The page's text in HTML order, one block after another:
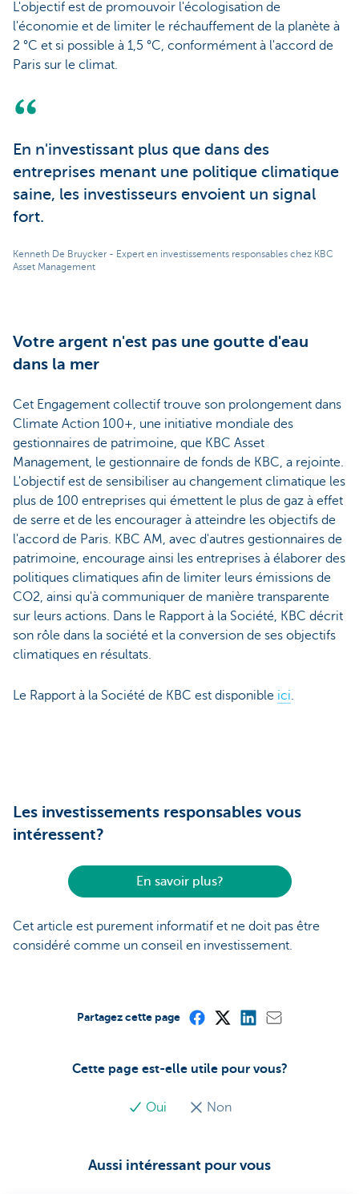
L'objectif est de promouvoir l'écologisation de
l'économie et de limiter le réchauffement de la planète à
2 °C et si possible à 1,5 °C, conformément à l'accord de
Paris sur le climat.
En n'investissant plus que dans des
entreprises menant une politique climatique
saine, les investisseurs envoient un signal
fort.
Kenneth De Bruycker - Expert en investissements responsables chez KBC
Asset Management
Votre argent n'est pas une goutte d'eau
dans la mer
Cet Engagement collectif trouve son prolongement dans
Climate Action 100+, une initiative mondiale des
gestionnaires de patrimoine, que KBC Asset
Management, le gestionnaire de fonds de KBC, a rejointe.
L'objectif est de sensibiliser au changement climatique les
plus de 100 entreprises qui émettent le plus de gaz à effet
de serre et de les encourager à atteindre les objectifs de
l'accord de Paris. KBC AM, avec d'autres gestionnaires de
patrimoine, encourage ainsi les entreprises à élaborer des
politiques climatiques afin de limiter leurs émissions de
CO2, ainsi qu'à communiquer de manière transparente
sur leurs actions. Dans le Rapport à la Société, KBC décrit
son rôle dans la société et la conversion de ses objectifs
climatiques en résultats.
Le Rapport à la Société de KBC est disponible ici.
Les investissements responsables vous
intéressent?
En savoir plus?
Cet article est purement informatif et ne doit pas être
considéré comme un conseil en investissement.
Cette page est-elle utile pour vous?
Oui Non
Partagez cette page
Aussi intéressant pour vous